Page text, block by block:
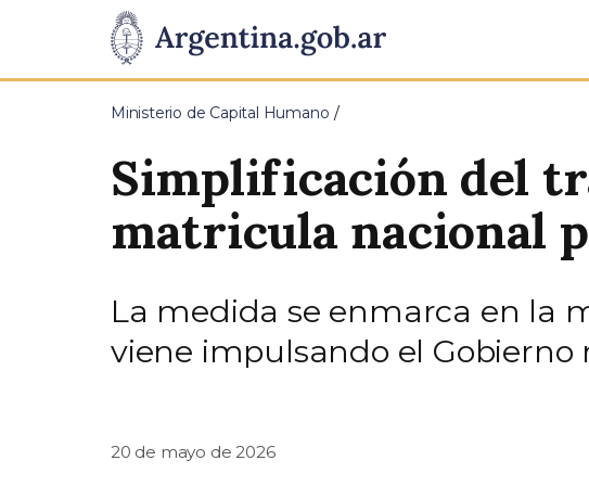
Presidencia
de
Pasar al contenido principal
Ministerio de Capital Humano
Simplificación del
matricula nacional
La medida se enmarca en la
viene impulsando el Gobierno
20 de mayo de 2026